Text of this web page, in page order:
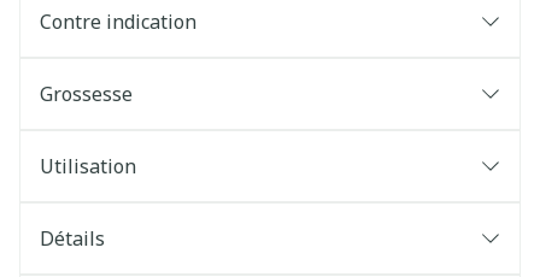
Contre indication
Grossesse
Utilisation
Détails